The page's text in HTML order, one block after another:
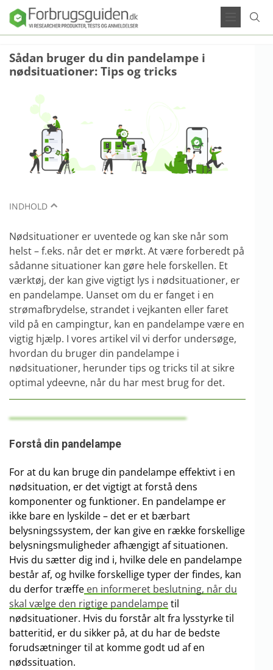
Sådan bruger du din pandelampe i
nødsituationer: Tips og tricks
INDHOLD
Nødsituationer er uventede og kan ske når som
helst – f.eks. når det er mørkt. At være forberedt på
sådanne situationer kan gøre hele forskellen. Et
værktøj, der kan give vigtigt lys i nødsituationer, er
en pandelampe. Uanset om du er fanget i en
strømafbrydelse, strandet i vejkanten eller faret
vild på en campingtur, kan en pandelampe være en
vigtig hjælp. I vores artikel vil vi derfor undersøge,
hvordan du bruger din pandelampe i
nødsituationer, herunder tips og tricks til at sikre
optimal ydeevne, når du har mest brug for det.
Forstå din pandelampe
For at du kan bruge din pandelampe effektivt i en
nødsituation, er det vigtigt at forstå dens
komponenter og funktioner. En pandelampe er
ikke bare en lyskilde – det er et bærbart
belysningssystem, der kan give en række forskellige
belysningsmuligheder afhængigt af situationen.
Hvis du sætter dig ind i, hvilke dele en pandelampe
består af, og hvilke forskellige typer der findes, kan
du derfor træffe en informeret beslutning, når du
skal vælge den rigtige pandelampetil
nødsituationer. Hvis du forstår alt fra lysstyrke til
batteritid, er du sikker på, at du har de bedste
forudsætninger til at komme godt ud af en
nødssituation.